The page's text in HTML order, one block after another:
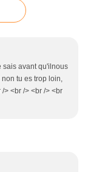
sais avant qu'ilnous
tu es trop loin,
> <br /> <br /> <br